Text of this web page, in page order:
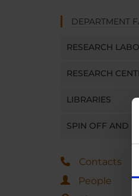
DEPARTMENT
RESEARCH
RESEARCH
LIBRARIES
SPIN OFF AND
Contacts
People